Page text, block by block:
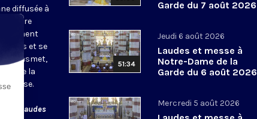
diffusée à
manière
et se
retransmet,
de la
messe.
avec laudes
Garde du 7 août 2026
51:34
Jeudi 6 août 2026
Laudes et messe à
Notre-Dame de la
Garde du 6 août 2026
Mercredi 5 août 2026